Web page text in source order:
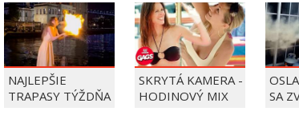
NAJLEPŠIE
TRAPASY TÝŽDŇA
SKRYTÁ KAMERA -
HODINOVÝ MIX
SA